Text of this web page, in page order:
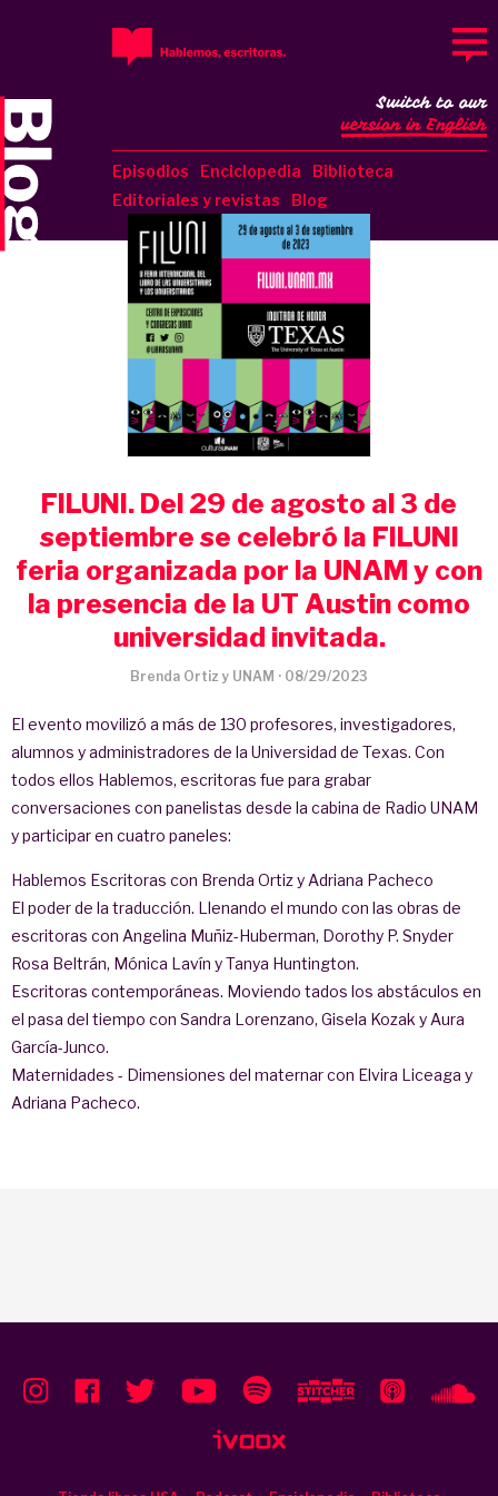
Episodios Enciclopedia
Biblioteca
Editoriales y revistas
Blog
Switch to our
version in English
FILUNI. Del 29 de agosto al 3 de
septiembre se celebró la FILUNI
feria organizada por la UNAM y con
la presencia de la UT Austin como
universidad invitada.
Brenda Ortiz y UNAM · 08/29/2023
El evento movilizó a más de 130 profesores, investigadores,
alumnos y administradores de la Universidad de Texas. Con
todos ellos Hablemos, escritoras fue para grabar
conversaciones con panelistas desde la cabina de Radio UNAM
y participar en cuatro paneles:
Hablemos Escritoras con Brenda Ortiz y Adriana Pacheco
El poder de la traducción. Llenando el mundo con las obras de
escritoras con Angelina Muñiz-Huberman, Dorothy P. Snyder
Rosa Beltrán, Mónica Lavín y Tanya Huntington.
Escritoras contemporáneas. Moviendo tados los abstáculos en
el pasa del tiempo con Sandra Lorenzano, Gisela Kozak y Aura
García-Junco.
Maternidades - Dimensiones del maternar con Elvira Liceaga y
Adriana Pacheco.